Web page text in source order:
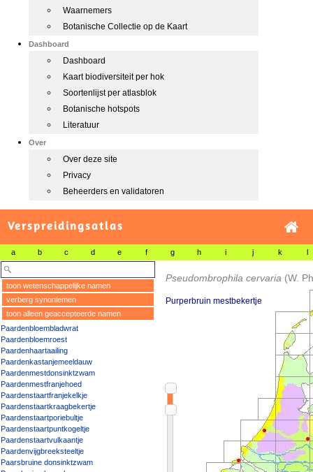
Waarnemers
Botanische Collectie op de Kaart
Dashboard
Dashboard
Kaart biodiversiteit per hok
Soortenlijst per atlasblok
Botanische hotspots
Literatuur
Over
Over deze site
Privacy
Beheerders en validatoren
Verspreidingsatlas
a b c d e f g h i j k l
toon wetenschappelijke namen
verberg synoniemen
toon alleen geaccepteerde namen
Paardenbloembladwrat
Paardenbloemroest
Paardenhaartaailing
Paardenkastanjemeeldauw
Paardenmestdonsinktzwam
Paardenmestfranjehoed
Paardenstaartfranjekelkje
Paardenstaartkraagbekertje
Paardenstaartporiebultje
Paardenstaartpuntkogeltje
Paardenstaartvulkaantje
Paardenvijgbreeksteeltje
Paarsbruine donsinktzwam
Pseudombrophila cervaria (W.
Purperbruin mestbekertje